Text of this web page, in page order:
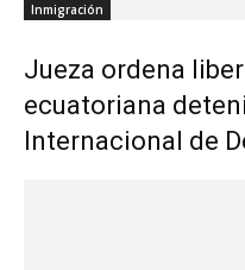
Inmigración
Jueza ordena
ecuatoriana
Internacional de